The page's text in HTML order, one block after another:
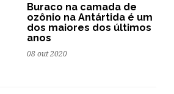
Buraco na camada de
ozônio na Antártida é um
dos maiores dos últimos
anos
08 out 2020